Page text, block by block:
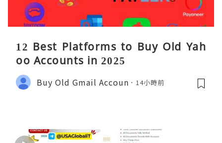
12 Best Platforms to Buy Old Yah
oo Accounts in 2025
Buy Old Gmail Accoun 14小時前